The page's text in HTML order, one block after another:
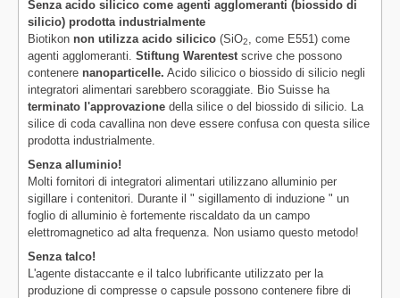
Senza acido silicico come agenti agglomeranti (biossido di
silicio) prodotta industrialmente
Biotikon non utilizza acido silicico (SiO2
, come E551) come
agenti agglomeranti. Stiftung Warentest scrive che possono
contenere nanoparticelle. Acido silicico o biossido di silicio negli
integratori alimentari sarebbero scoraggiate. Bio Suisse ha
terminato l'approvazione della silice o del biossido di silicio. La
silice di coda cavallina non deve essere confusa con questa silice
prodotta industrialmente.
Senza alluminio!
Molti fornitori di integratori alimentari utilizzano alluminio per
sigillare i contenitori. Durante il " sigillamento di induzione " un
foglio di alluminio è fortemente riscaldato da un campo
elettromagnetico ad alta frequenza. Non usiamo questo metodo!
Senza talco!
L'agente distaccante e il talco lubrificante utilizzato per la
produzione di compresse o capsule possono contenere fibre di